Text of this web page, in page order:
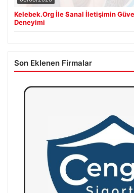
Kelebek.Org İle Sanal İletişimin
Deneyimi
Son Eklenen Firmalar